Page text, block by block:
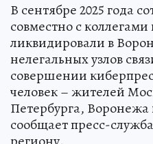
В сентябре 2025 года
совместно с
ликвидировали в
нелегальных узлов
совершении
человек – жителей
Петербурга, Воронежа
сообщает пресс-